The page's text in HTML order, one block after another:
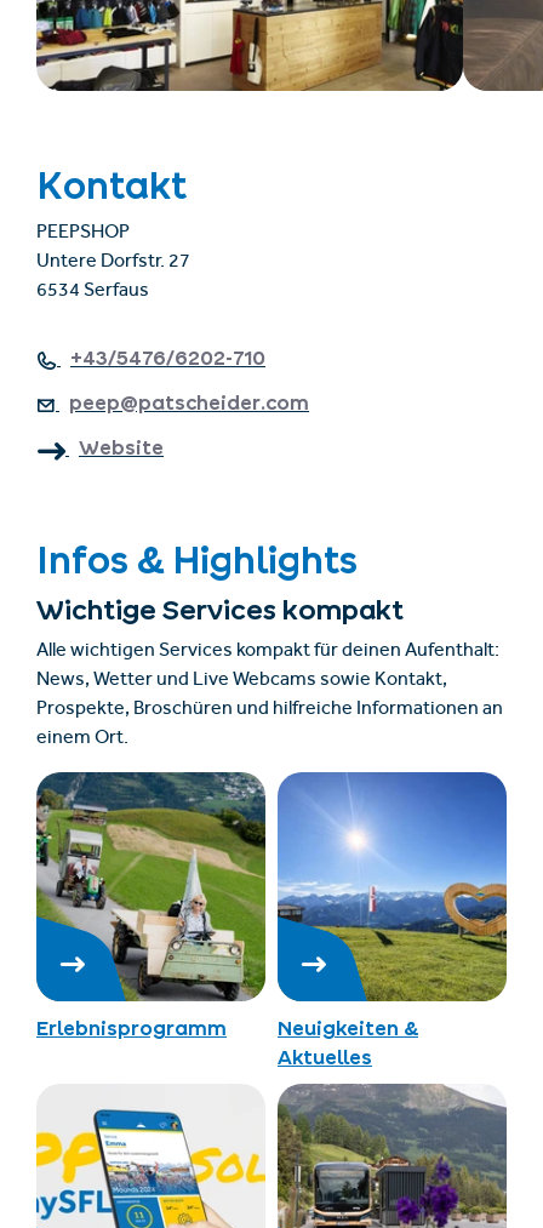
Kontakt
PEEPSHOP
Untere Dorfstr. 27
6534 Serfaus
+43/5476/6202-710
peep@patscheider.com
Website
Infos & Highlights
Wichtige Services kompakt
Alle wichtigen Services kompakt für deinen Aufenthalt:
News, Wetter und Live Webcams sowie Kontakt,
Prospekte, Broschüren und hilfreiche Informationen an
einem Ort.
Erlebnisprogramm
Neuigkeiten &
Aktuelles